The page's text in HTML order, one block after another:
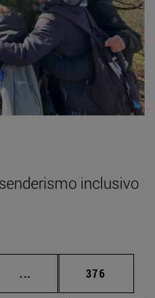
inclusivo
... Páginas intermedias
Página
376